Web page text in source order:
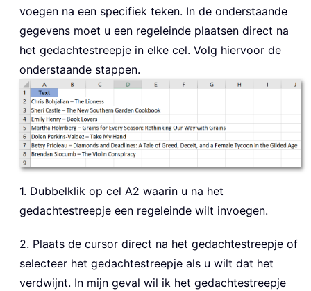
voegen na een specifiek teken. In de onderstaande
gegevens moet u een regeleinde plaatsen direct na
het gedachtestreepje in elke cel. Volg hiervoor de
onderstaande stappen.
1. Dubbelklik op cel A2 waarin u na het
gedachtestreepje een regeleinde wilt invoegen.
2. Plaats de cursor direct na het gedachtestreepje of
selecteer het gedachtestreepje als u wilt dat het
verdwijnt. In mijn geval wil ik het gedachtestreepje